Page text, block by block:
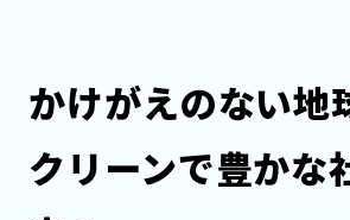
かけがえのない地
クリーンで豊かな